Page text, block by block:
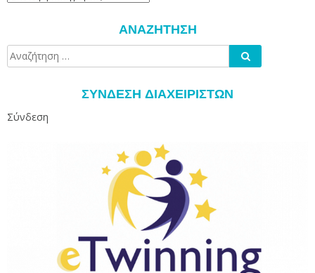
ΑΝΑΖΉΤΗΣΗ
ΣΎΝΔΕΣΗ ΔΙΑΧΕΙΡΙΣΤΏΝ
Σύνδεση